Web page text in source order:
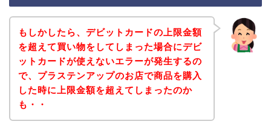
もしかしたら、デビットカードの上限金額
を超えて買い物をしてしまった場合にデビ
ットカードが使えないエラーが発生するの
で、プラステンアップのお店で商品を購入
した時に上限金額を超えてしまったのか
も・・